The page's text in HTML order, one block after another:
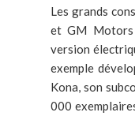
Les grands
et GM Motors
version
exemple
Kona, son
000